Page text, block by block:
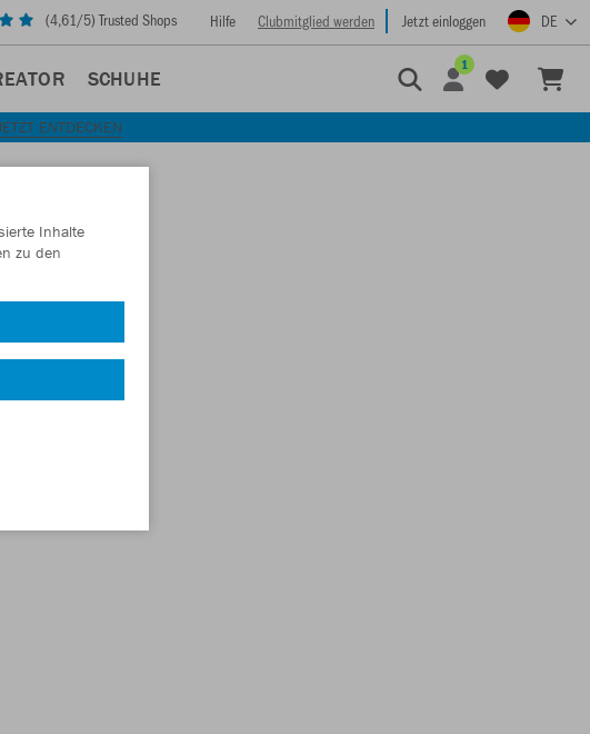
(4,61/5) Trusted Shops Hilfe Clubmitglied werden Jetzt einloggen DE
SCHUHE
1
JETZT ENTDECKEN
Inhalte
zu den